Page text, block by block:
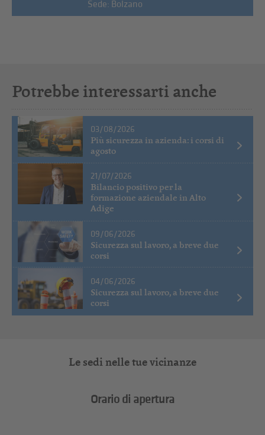
Sede: Bolzano
Potrebbe interessarti anche
03/08/2026
Più sicurezza in azienda: i corsi di
agosto
21/07/2026
Bilancio positivo per la
formazione aziendale in Alto
Adige
09/06/2026
Sicurezza sul lavoro, a breve due
corsi
04/06/2026
Sicurezza sul lavoro, a breve due
corsi
Le sedi nelle tue vicinanze
Orario di apertura